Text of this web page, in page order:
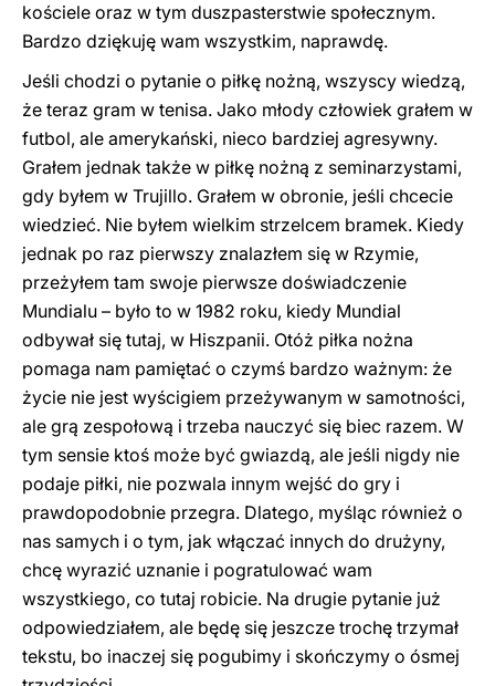
kościele oraz w tym duszpasterstwie społecznym.
Bardzo dziękuję wam wszystkim, naprawdę.
Jeśli chodzi o pytanie o piłkę nożną, wszyscy wiedzą,
że teraz gram w tenisa. Jako młody człowiek grałem w
futbol, ale amerykański, nieco bardziej agresywny.
Grałem jednak także w piłkę nożną z seminarzystami,
gdy byłem w Trujillo. Grałem w obronie, jeśli chcecie
wiedzieć. Nie byłem wielkim strzelcem bramek. Kiedy
jednak po raz pierwszy znalazłem się w Rzymie,
przeżyłem tam swoje pierwsze doświadczenie
Mundialu – było to w 1982 roku, kiedy Mundial
odbywał się tutaj, w Hiszpanii. Otóż piłka nożna
pomaga nam pamiętać o czymś bardzo ważnym: że
życie nie jest wyścigiem przeżywanym w samotności,
ale grą zespołową i trzeba nauczyć się biec razem. W
tym sensie ktoś może być gwiazdą, ale jeśli nigdy nie
podaje piłki, nie pozwala innym wejść do gry i
prawdopodobnie przegra. Dlatego, myśląc również o
nas samych i o tym, jak włączać innych do drużyny,
chcę wyrazić uznanie i pogratulować wam
wszystkiego, co tutaj robicie. Na drugie pytanie już
odpowiedziałem, ale będę się jeszcze trochę trzymał
tekstu, bo inaczej się pogubimy i skończymy o ósmej